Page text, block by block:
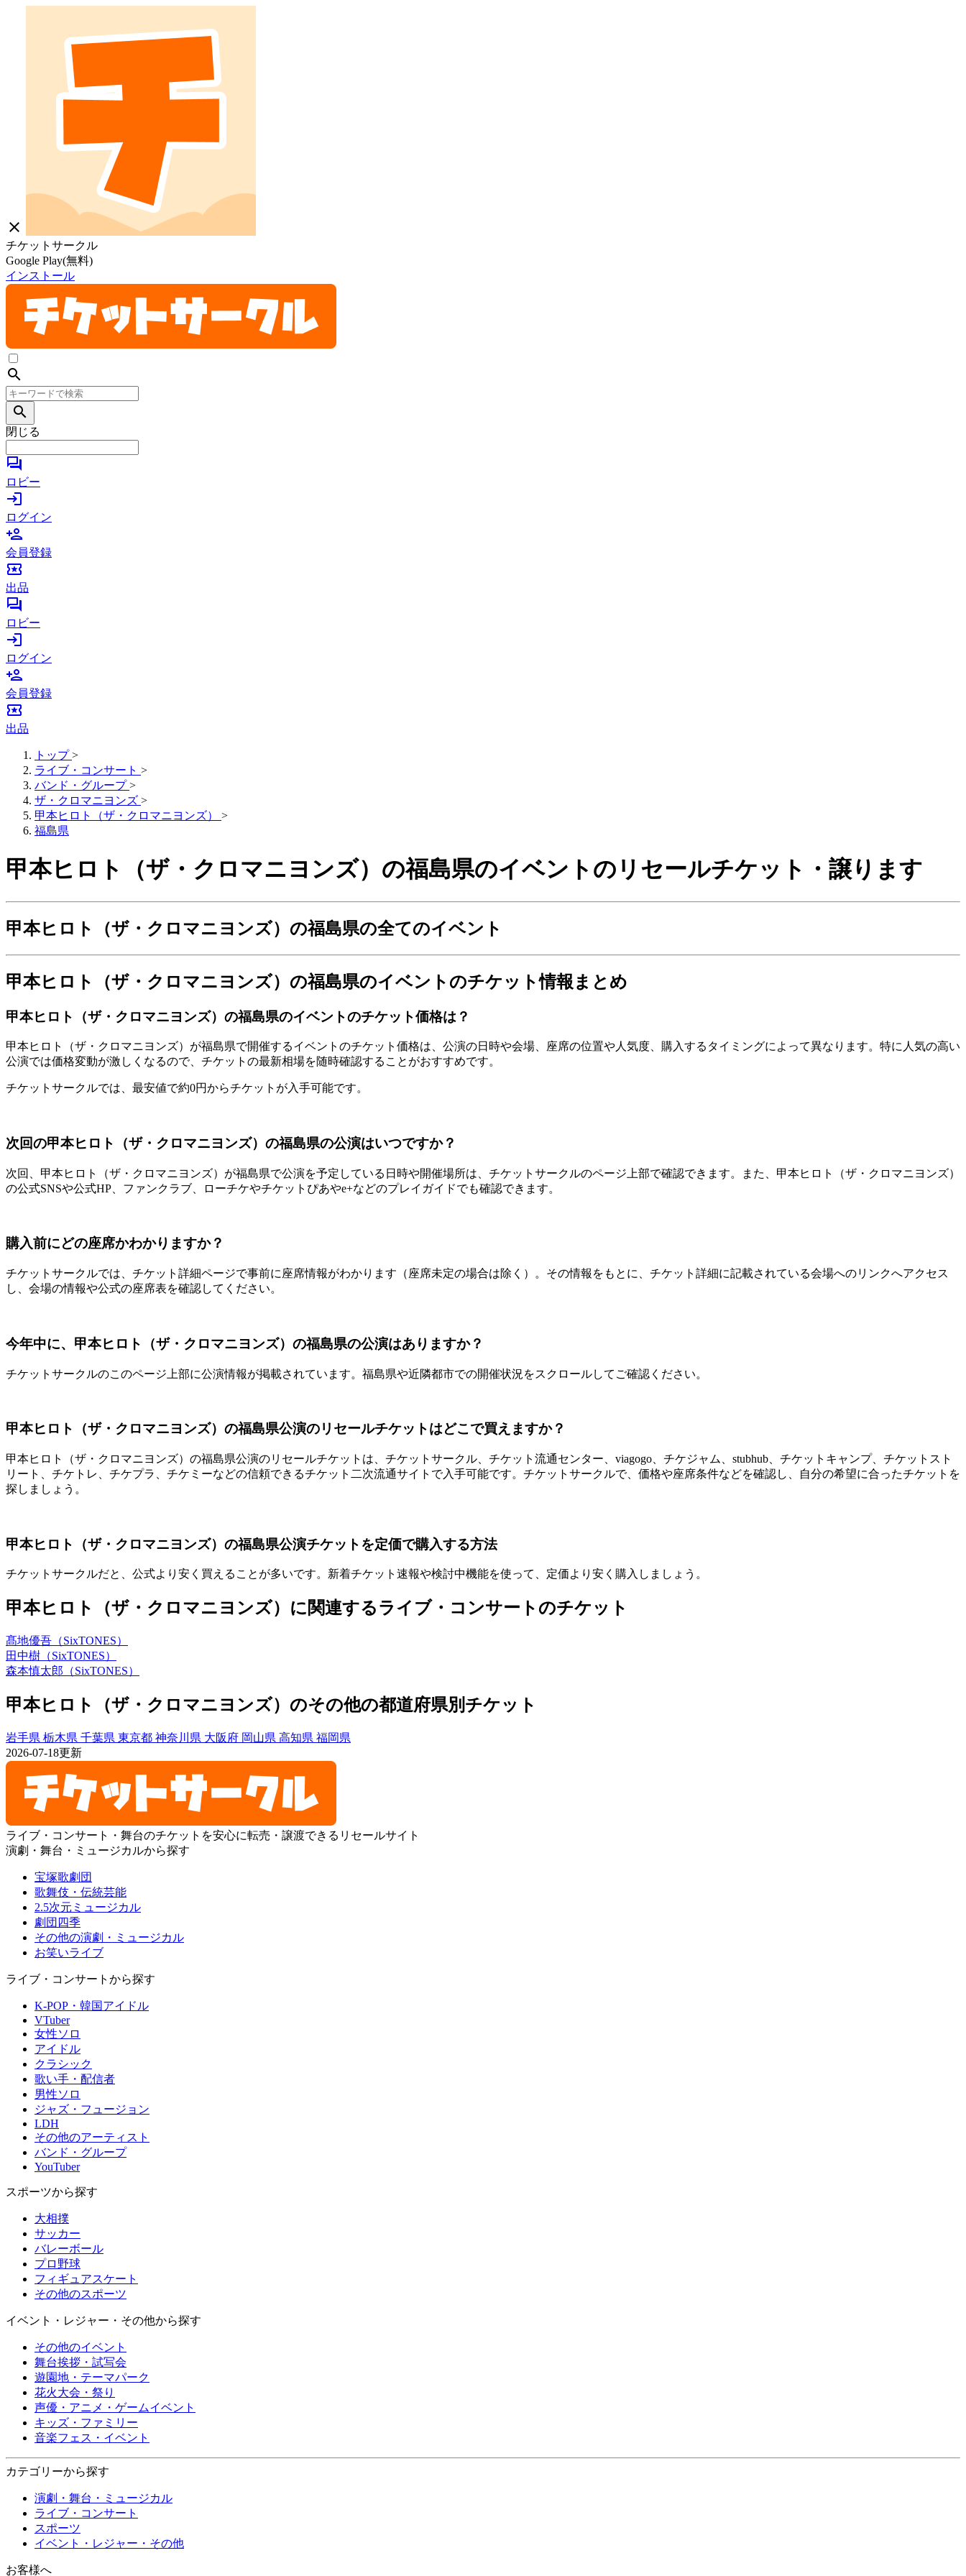
close
チケットサークル
Google Play(無料)
インストール
search
search
閉じる
forum
ロビー
login
ログイン
person_add
会員登録
local_activity
出品
forum
ロビー
login
ログイン
person_add
会員登録
local_activity
出品
トップ >
ライブ・コンサート >
バンド・グループ >
ザ・クロマニヨンズ >
甲本ヒロト（ザ・クロマニヨンズ）
>
福島県
甲本ヒロト（ザ・クロマニヨンズ）の福島県のイベントのリセールチケット・譲ります
甲本ヒロト（ザ・クロマニヨンズ）の福島県の全てのイベント
甲本ヒロト（ザ・クロマニヨンズ）の福島県のイベントのチケット情報まとめ
甲本ヒロト（ザ・クロマニヨンズ）の福島県のイベントのチケット価格は？
甲本ヒロト（ザ・クロマニヨンズ）が福島県で開催するイベントのチケット価格は、公演の日時や会場、座席の位置や人気度、購入するタイミングによって異なります。特に人気の高い
公演では価格変動が激しくなるので、チケットの最新相場を随時確認することがおすすめです。
チケットサークルでは、最安値で約0円からチケットが入手可能です。
次回の甲本ヒロト（ザ・クロマニヨンズ）の福島県の公演はいつですか？
次回、甲本ヒロト（ザ・クロマニヨンズ）が福島県で公演を予定している日時や開催場所は、チケットサークルのページ上部で確認できます。また、甲本ヒロト（ザ・クロマニヨンズ）
の公式SNSや公式HP、ファンクラブ、ローチケやチケットぴあやe+などのプレイガイドでも確認できます。
購入前にどの座席かわかりますか？
チケットサークルでは、チケット詳細ページで事前に座席情報がわかります（座席未定の場合は除く）。その情報をもとに、チケット詳細に記載されている会場へのリンクへアクセス
し、会場の情報や公式の座席表を確認してください。
今年中に、甲本ヒロト（ザ・クロマニヨンズ）の福島県の公演はありますか？
チケットサークルのこのページ上部に公演情報が掲載されています。福島県や近隣都市での開催状況をスクロールしてご確認ください。
甲本ヒロト（ザ・クロマニヨンズ）の福島県公演のリセールチケットはどこで買えますか？
甲本ヒロト（ザ・クロマニヨンズ）の福島県公演のリセールチケットは、チケットサークル、チケット流通センター、viagogo、チケジャム、stubhub、チケットキャンプ、チケットスト
リート、チケトレ、チケプラ、チケミーなどの信頼できるチケット二次流通サイトで入手可能です。チケットサークルで、価格や座席条件などを確認し、自分の希望に合ったチケットを
探しましょう。
甲本ヒロト（ザ・クロマニヨンズ）の福島県公演チケットを定価で購入する方法
チケットサークルだと、公式より安く買えることが多いです。新着チケット速報や検討中機能を使って、定価より安く購入しましょう。
甲本ヒロト（ザ・クロマニヨンズ）に関連するライブ・コンサートのチケット
髙地優吾（SixTONES）
田中樹（SixTONES）
森本慎太郎（SixTONES）
甲本ヒロト（ザ・クロマニヨンズ）のその他の都道府県別チケット
岩手県 栃木県 千葉県 東京都 神奈川県 大阪府 岡山県 高知県 福岡県
2026-07-18更新
ライブ・コンサート・舞台のチケットを安心に転売・譲渡できるリセールサイト
演劇・舞台・ミュージカルから探す
宝塚歌劇団
歌舞伎・伝統芸能
2.5次元ミュージカル
劇団四季
その他の演劇・ミュージカル
お笑いライブ
ライブ・コンサートから探す
K-POP・韓国アイドル
VTuber
女性ソロ
アイドル
クラシック
歌い手・配信者
男性ソロ
ジャズ・フュージョン
LDH
その他のアーティスト
バンド・グループ
YouTuber
スポーツから探す
大相撲
サッカー
バレーボール
プロ野球
フィギュアスケート
その他のスポーツ
イベント・レジャー・その他から探す
その他のイベント
舞台挨拶・試写会
遊園地・テーマパーク
花火大会・祭り
声優・アニメ・ゲームイベント
キッズ・ファミリー
音楽フェス・イベント
カテゴリーから探す
演劇・舞台・ミュージカル
ライブ・コンサート
スポーツ
イベント・レジャー・その他
お客様へ